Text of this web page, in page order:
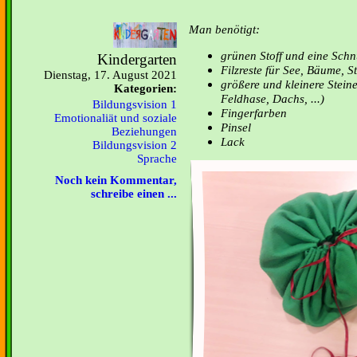
Kindergarten
Dienstag, 17. August 2021
Kategorien:
Bildungsvision 1
Emotionaliät und soziale
Beziehungen
Bildungsvision 2
Sprache
Noch kein Kommentar,
schreibe einen ...
Man benötigt:
grünen Stoff und eine
Filzreste für See, Bäume,
größere und kleinere
Feldhase, Dachs, ...)
Fingerfarben
Pinsel
Lack